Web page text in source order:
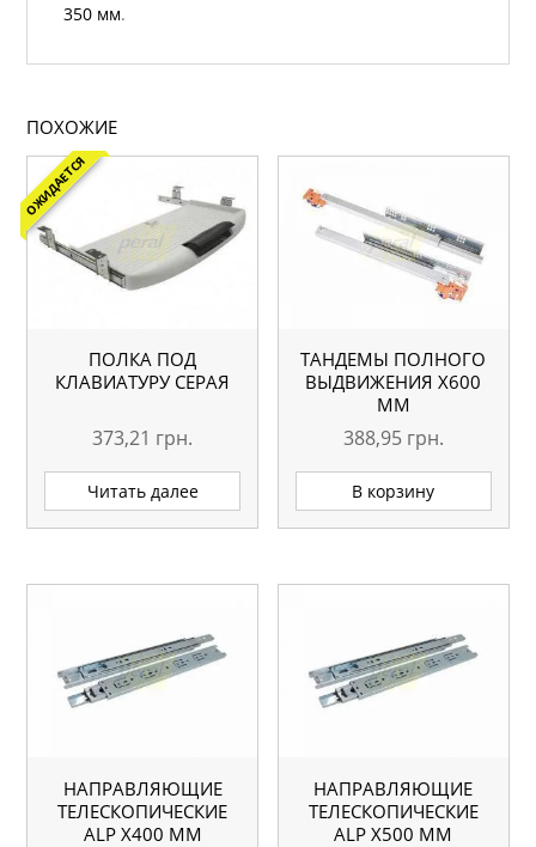
350 мм.
ПОХОЖИЕ
ОЖИДАЕТСЯ
ПОЛКА ПОД
КЛАВИАТУРУ СЕРАЯ
373,21 грн.
Читать далее
ТАНДЕМЫ ПОЛНОГО
ВЫДВИЖЕНИЯ Х600
ММ
388,95 грн.
В корзину
НАПРАВЛЯЮЩИЕ
ТЕЛЕСКОПИЧЕСКИЕ
АLP Х400 ММ
НАПРАВЛЯЮЩИЕ
ТЕЛЕСКОПИЧЕСКИЕ
АLP Х500 ММ